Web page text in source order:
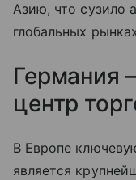
Азию, что сузило
глобальных
Германия
центр
В Европе
является